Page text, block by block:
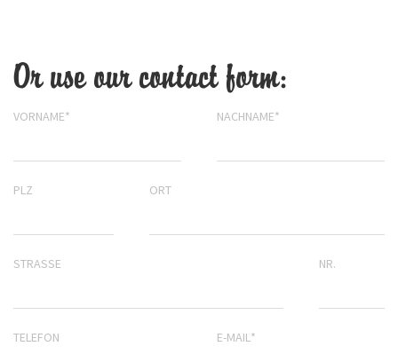
Or use our contact form:
VORNAME* NACHNAME*
PLZ ORT
STRASSE NR.
TELEFON E-MAIL*